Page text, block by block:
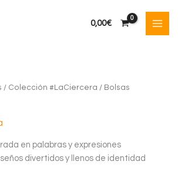
0,00€
/ Colección #LaCiercera / Bolsas
en palabras y expresiones
divertidos y llenos de identidad